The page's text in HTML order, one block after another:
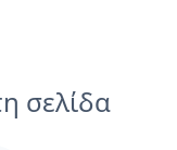
σελίδα